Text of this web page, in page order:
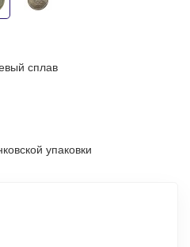
сплав
упаковки